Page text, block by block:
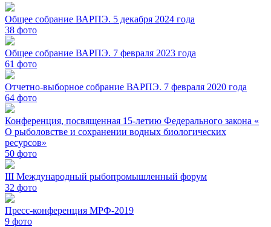
Общее собрание ВАРПЭ. 5 декабря 2024 года
38 фото
Общее собрание ВАРПЭ. 7 февраля 2023 года
61 фото
Отчетно-выборное собрание ВАРПЭ. 7 февраля 2020 года
64 фото
Конференция, посвященная 15-летию Федерального закона «
О рыболовстве и сохранении водных биологических
ресурсов»
50 фото
III Международный рыбопромышленный форум
32 фото
Пресс-конференция МРФ-2019
9 фото